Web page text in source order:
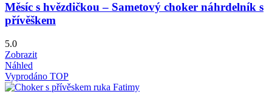
Měsíc s hvězdičkou – Sametový choker náhrdelník s
přívěškem
5.0
Zobrazit
Náhled
Vyprodáno TOP